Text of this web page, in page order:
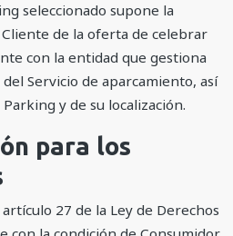
seleccionado supone la
de la oferta de celebrar
con la entidad que gestiona
Servicio de aparcamiento, así
y de su localización.
para los
27 de la Ley de Derechos